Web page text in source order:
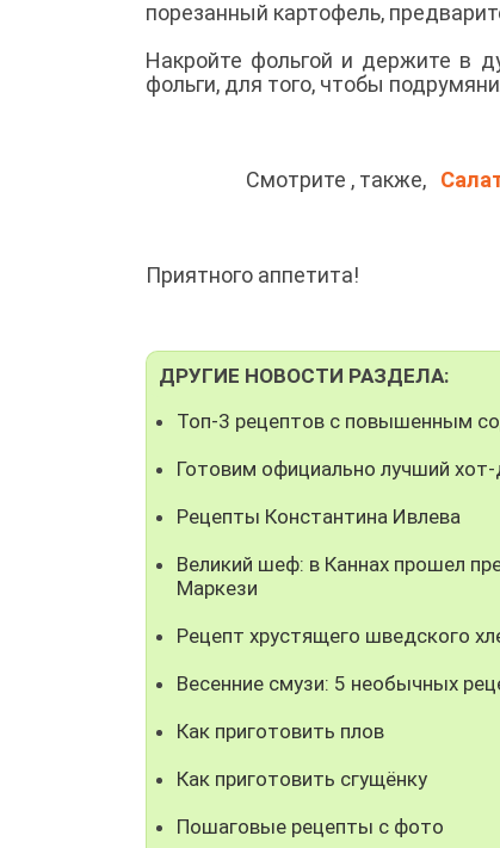
порезанный картофель,
Накройте фольгой и держите в
фольги, для того, чтобы
Смотрите , также,
Приятного аппетита!
ДРУГИЕ НОВОСТИ РАЗДЕЛА:
Топ-3 рецептов с повышенным
Готовим официально лучший хот-
Рецепты Константина Ивлева
Великий шеф: в Каннах прошел
Маркези
Рецепт хрустящего шведского
Весенние смузи: 5 необычных
Как приготовить плов
Как приготовить сгущёнку
Пошаговые рецепты с фото